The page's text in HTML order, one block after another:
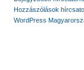
Hozzászólások
WordPress